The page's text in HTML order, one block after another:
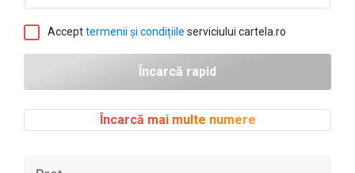
Accepttermenii și condițiile serviciului cartela.ro
Încarcă mai multe numere